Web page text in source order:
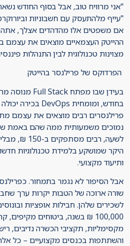
"אני מרוויח טוב, אבל בסוף החודש
"עייף מלהתעסק עם חשבוניות
אם משפטים אלו מהדהדים אצלך, אתה
ההייטק העצמאיים מוצאים את עצמם
מצוינות טכנולוגית לבין התנהלות
הפרדוקס של פרילנסר בהייטק
פרילנסרים רבים מוצאים את עצמם
לשעה, רבים
ותיעוד מקצועי.
אבל הסיפור לא נגמר בתמחור.
שורה ארוכה של הטבות יקרות ערך
100,000 ₪ בשנה, ביטוחים
מקסימליות, תקציבי הכשרה נדיבים,
והשתתפות בכנסים מקצועיים – כל